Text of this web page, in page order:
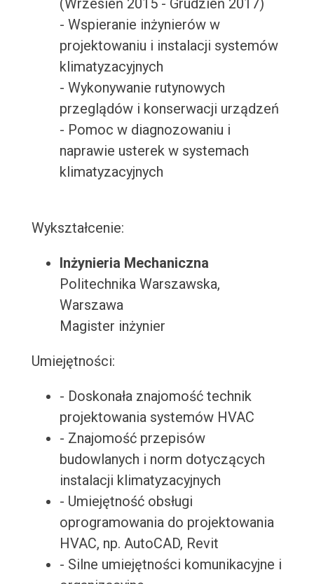
(Wrzesień 2015 - Grudzień 2017)
- Wspieranie inżynierów w
projektowaniu i instalacji systemów
klimatyzacyjnych
- Wykonywanie rutynowych
przeglądów i konserwacji urządzeń
- Pomoc w diagnozowaniu i
naprawie usterek w systemach
klimatyzacyjnych
Wykształcenie:
Inżynieria Mechaniczna
Politechnika Warszawska,
Warszawa
Magister inżynier
Umiejętności:
- Doskonała znajomość technik
projektowania systemów HVAC
- Znajomość przepisów
budowlanych i norm dotyczących
instalacji klimatyzacyjnych
- Umiejętność obsługi
oprogramowania do projektowania
HVAC, np. AutoCAD, Revit
- Silne umiejętności komunikacyjne i